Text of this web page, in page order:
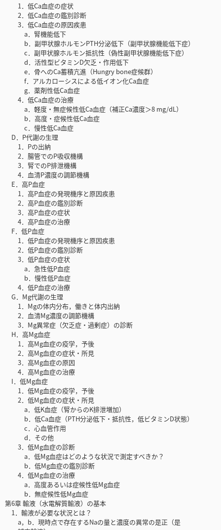
1．低Ca血症の症状
2．低Ca血症の鑑別診断
3．低Ca血症の原因疾患
a．腎機能低下
b．副甲状腺ホルモンPTH分泌低下（副甲状腺機能低下症）
c．副甲状腺ホルモン抵抗性（偽性副甲状腺機能低下症）
d．活性型ビタミンD欠乏・作用低下
e．骨へのCa蓄積亢進（Hungry bone症候群）
f．アルカローシスによる低イオン化Ca血症
g．薬剤性低Ca血症
4．低Ca血症の治療
a．軽度・無症候性低Ca血症（補正Ca濃度＞8 mg/dL）
b．高度・症候性低Ca血症
c．慢性低Ca血症
D．P代謝の生理
1．Pの出納
2．腸管でのP吸収機構
3．腎でのP排泄機構
4．血清P濃度の調節機構
E．高P血症
1．高P血症の発現機序と原因疾患
2．高P血症の鑑別診断
3．高P血症の症状
4．高P血症の治療
F．低P血症
1．低P血症の発現機序と原因疾患
2．低P血症の鑑別診断
3．低P血症の症状
a．急性低P血症
b．慢性低P血症
4．低P血症の治療
G．Mg代謝の生理
1．Mgの体内分布，働きと体内出納
2．血清Mg濃度の調節機構
3．Mg異常症（欠乏症・過剰症）の診断
H．高Mg血症
1．高Mg血症の疫学，予後
2．高Mg血症の症状・所見
3．高Mg血症の原因
4．高Mg血症の治療
I．低Mg血症
1．低Mg血症の疫学，予後
2．低Mg血症の症状・所見
a．低K血症（腎からのK排泄増加）
b．低Ca血症（PTH分泌低下・抵抗性，低ビタミンD状態）
c．心血管作用
d．その他
3．低Mg血症の診断
a．低Mg血症はどのような状況で測定すべきか？
b．低Mg血症の鑑別診断
4．低Mg血症の治療
a．高度あるいは症候性低Mg血症
b．無症候性低Mg血症
第6章 輸液（水電解質輸液）の基本
1．輸液が必要な状況とは？
a，b．現時点で存在するNaの量と濃度の異常の是正（是